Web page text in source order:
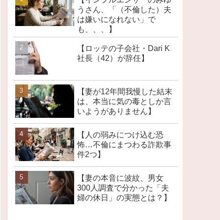
うさん、「（不倫した）夫
は嫌いになれない」で
も、、、】
【ロッテの子会社・Dari K
社長（42）が辞任】
【妻が12年間我慢した結末
は、本当に気の毒としか言
いようがありません】
【人の弱みにつけ込む恐
怖…不倫にまつわる詐欺事
件2つ】
【妻の本音に波紋、男女
300人調査で分かった「夫
婦の休日」の実態とは？】